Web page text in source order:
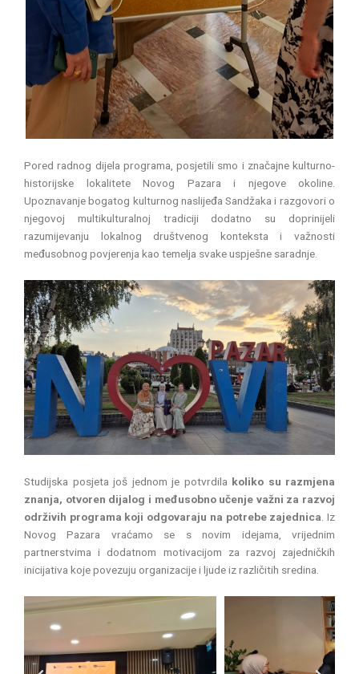
Pored radnog dijela programa, posjetili smo i značajne kulturno-
historijske lokalitete Novog Pazara i njegove okoline.
Upoznavanje bogatog kulturnog naslijeđa Sandžaka i razgovori o
njegovoj multikulturalnoj tradiciji dodatno su doprinijeli
razumijevanju lokalnog društvenog konteksta i važnosti
međusobnog povjerenja kao temelja svake uspješne saradnje.
Studijska posjeta još jednom je potvrdila koliko su razmjena
znanja, otvoren dijalog i međusobno učenje važni za razvoj
održivih programa koji odgovaraju na potrebe zajednica . Iz
Novog Pazara vraćamo se s novim idejama, vrijednim
partnerstvima i dodatnom motivacijom za razvoj zajedničkih
inicijativa koje povezuju organizacije i ljude iz različitih sredina.